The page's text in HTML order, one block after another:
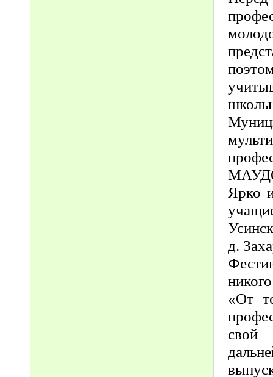
Ярко
д.
«От
свой